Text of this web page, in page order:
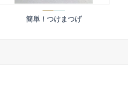
簡単！つけまつげ